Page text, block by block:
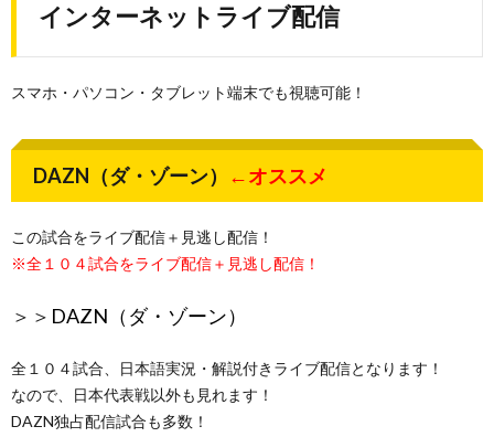
インターネットライブ配信
スマホ・パソコン・タブレット端末でも視聴可能！
DAZN（ダ・ゾーン） ←オススメ
この試合をライブ配信＋見逃し配信！
※全１０４試合をライブ配信＋見逃し配信！
＞＞ DAZN（ダ・ゾーン）
全１０４試合、日本語実況・解説付きライブ配信となります！
なので、日本代表戦以外も見れます！
DAZN独占配信試合も多数！